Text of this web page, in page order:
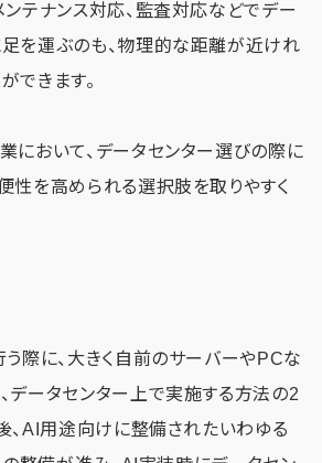
ンテナンス対応、監査対応などでデー
を運ぶのも、物理的な距離が近けれ
できます。
において、データセンター選びの際に
性を高められる選択肢を取りやすく
際に、大きく自前のサーバーやPCな
データセンター上で実施する方法の2
、AI用途向けに整備されたいわゆる